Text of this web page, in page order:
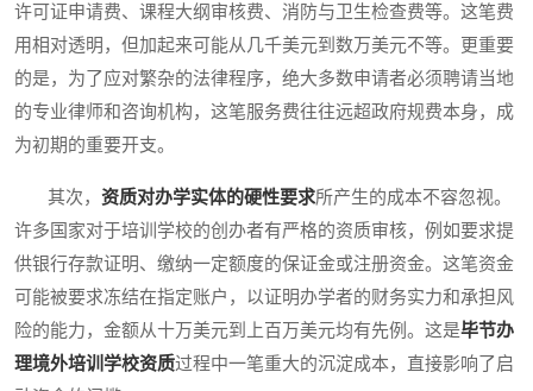
许可证申请费、课程大纲审核费、消防与卫生检查费等。这笔费
用相对透明，但加起来可能从几千美元到数万美元不等。更重要
的是，为了应对繁杂的法律程序，绝大多数申请者必须聘请当地
的专业律师和咨询机构，这笔服务费往往远超政府规费本身，成
为初期的重要开支。
其次， 资质对办学实体的硬性要求所产生的成本不容忽视。
许多国家对于培训学校的创办者有严格的资质审核，例如要求提
供银行存款证明、缴纳一定额度的保证金或注册资金。这笔资金
可能被要求冻结在指定账户，以证明办学者的财务实力和承担风
险的能力，金额从十万美元到上百万美元均有先例。这是毕节办
理境外培训学校资质过程中一笔重大的沉淀成本，直接影响了启